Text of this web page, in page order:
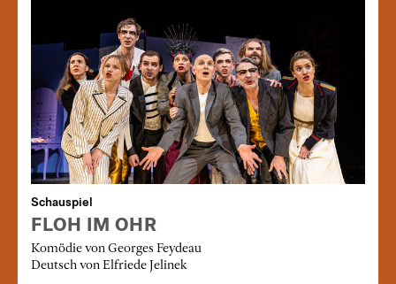
Schauspiel
FLOH IM OHR
Komödie von Georges Feydeau
Deutsch von Elfriede Jelinek